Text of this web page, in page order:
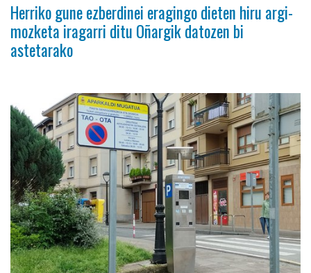
Herriko gune ezberdinei eragingo dieten hiru argi-
mozketa iragarri ditu Oñargik datozen bi
astetarako